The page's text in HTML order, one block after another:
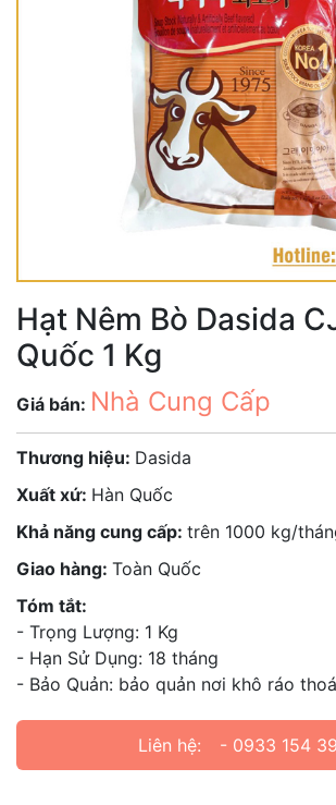
Hạt Nêm Bò Dasida
Quốc 1 Kg
Giá bán: Nhà Cung Cấp
Thương hiệu: Dasida
Xuất xứ: Hàn Quốc
Khả năng cung cấp: trên 1000 kg/
Giao hàng: Toàn Quốc
Tóm tắt:
- Trọng Lượng: 1 Kg
- Hạn Sử Dụng: 18 tháng
- Bảo Quản: bảo quản nơi khô ráo
Liên hệ: - 0933 154